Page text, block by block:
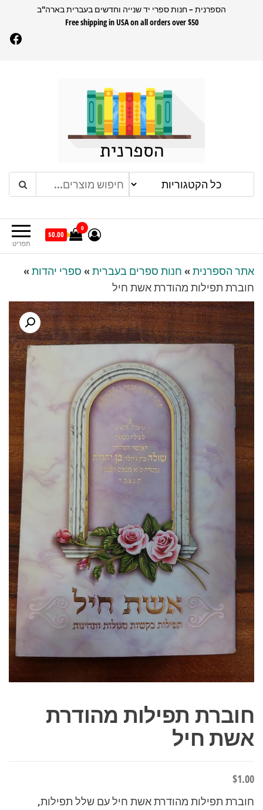
הספרנית – חנות ספרי יד שנייה וחדשים בעברית בארה"ב
Free shipping in USA on all orders over $50
הספרנית
תפריט
0
$0.00
אתר הספרנית » חנות ספרים בעברית » ספרי יהדות »
חוברת תפילות מהודרת אשת חיל
חוברת תפילות מהודרת
אשת חיל
$1.00
חוברת תפילות מהודרת אשת חיל עם שלל תפילות,